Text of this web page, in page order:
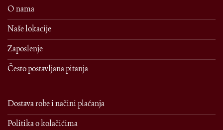
O nama
Naše lokacije
Zaposlenje
Često postavljana pitanja
Dostava robe i načini plaćanja
Politika o kolačićima